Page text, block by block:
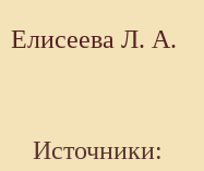
Елисеева Л. А.
Источники: